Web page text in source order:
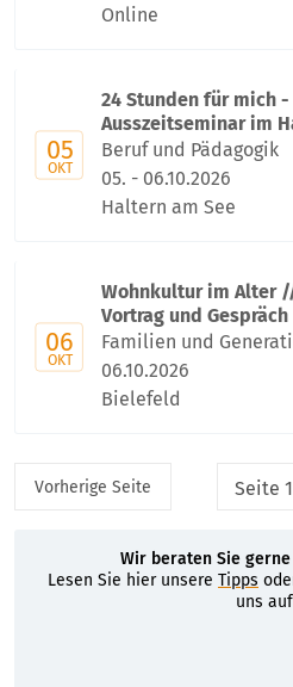
Online
05
OKT
24 Stunden für mich -
Ausszeitseminar im
Beruf und Pädagogik
05. - 06.10.2026
Haltern am See
06
OKT
Wohnkultur im Alter
Vortrag und Gespräch
Familien und
06.10.2026
Bielefeld
Vorherige Seite
Wir beraten Sie
Lesen Sie hier unsere Tipps
uns